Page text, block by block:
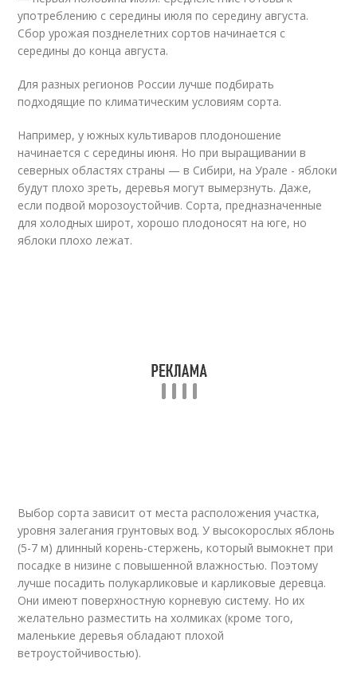
употреблению с середины июля по середину августа.
Сбор урожая позднелетних сортов начинается с
середины до конца августа.
Для разных регионов России лучше подбирать
подходящие по климатическим условиям сорта.
Например, у южных культиваров плодоношение
начинается с середины июня. Но при выращивании в
северных областях страны — в Сибири, на Урале - яблоки
будут плохо зреть, деревья могут вымерзнуть. Даже,
если подвой морозоустойчив. Сорта, предназначенные
для холодных широт, хорошо плодоносят на юге, но
яблоки плохо лежат.
Выбор сорта зависит от места расположения участка,
уровня залегания грунтовых вод. У высокорослых яблонь
(5-7 м) длинный корень-стержень, который вымокнет при
посадке в низине с повышенной влажностью. Поэтому
лучше посадить полукарликовые и карликовые деревца.
Они имеют поверхностную корневую систему. Но их
желательно разместить на холмиках (кроме того,
маленькие деревья обладают плохой
ветроустойчивостью).